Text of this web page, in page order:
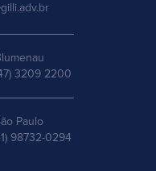
3209 2200
Paulo
98732-0294